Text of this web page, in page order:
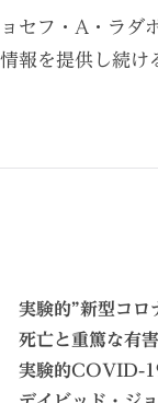
セフ・A・ラダ
報を提供し続け
実験的”新型コロ
死亡と重篤な有
実験的COVID-